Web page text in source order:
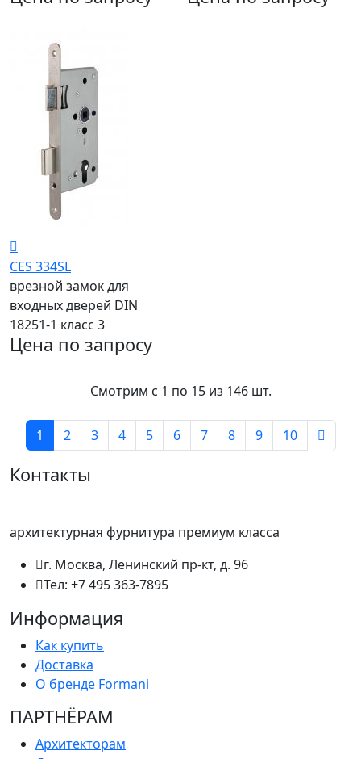
CES 334SL
врезной замок для
входных дверей DIN
18251-1 класс 3
Цена по запросу
Смотрим c 1 по 15 из 146 шт.
1 2 3 4 5 6 7 8 9 10
Контакты
архитектурная фурнитура премиум класса
г. Москва, Ленинский пр-кт, д. 96
Тел: +7 495 363-7895
Информация
Как купить
Доставка
О бренде Formani
ПАРТНËРАМ
Архитекторам